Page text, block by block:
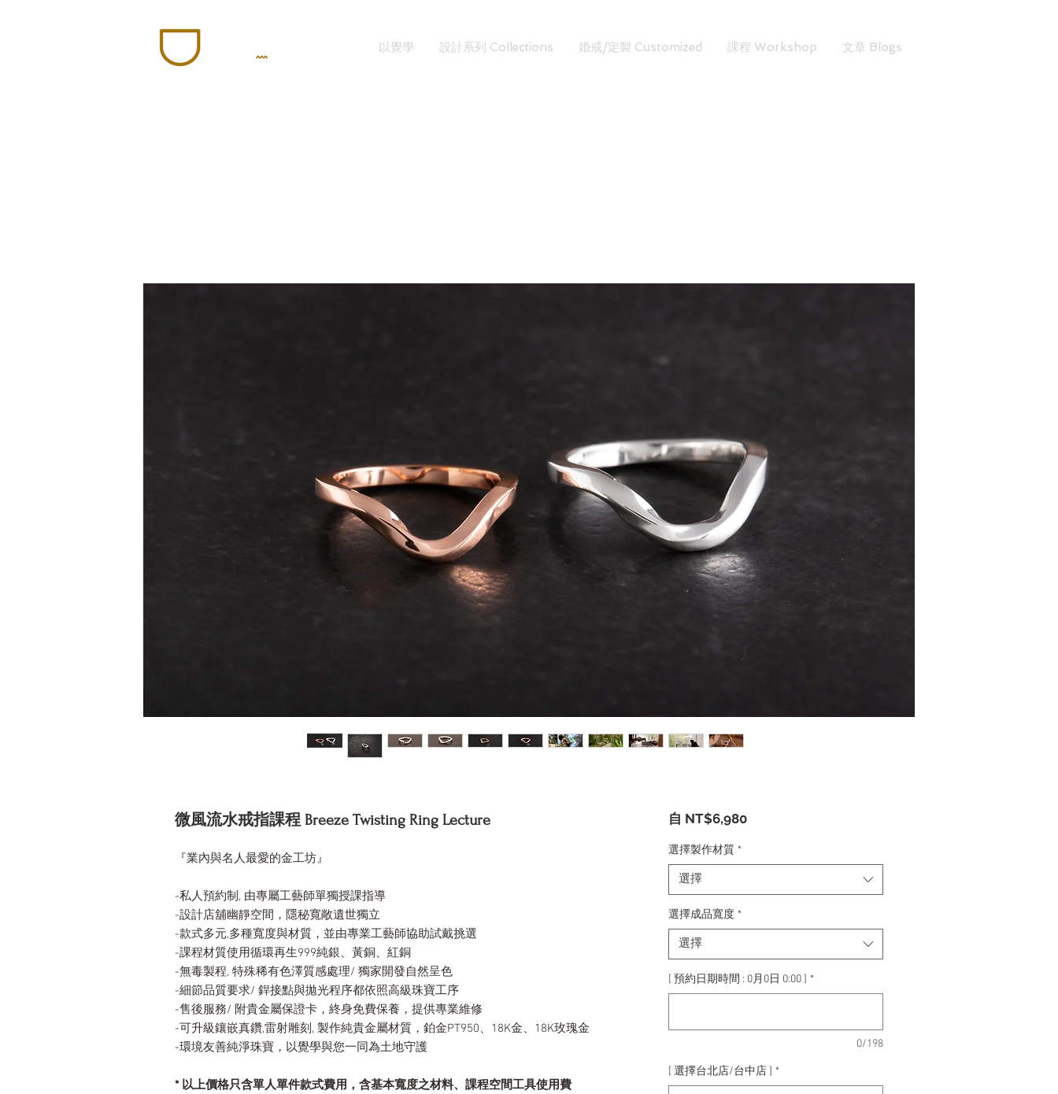
以覺學 設計系列 Collections 婚戒/定製 Customized 課程 Workshop 文章 Blogs
微風流水戒指課程 Breeze Twisting Ring Lecture
『業內與名人最愛的金工坊』
-私人預約制, 由專屬工藝師單獨授課指導
-設計店舖幽靜空間，隱秘寬敞遺世獨立
-款式多元,多種寬度與材質，並由專業工藝師協助試戴挑選
-課程材質使用循環再生999純銀、黃銅、紅銅
-無毒製程, 特殊稀有色澤質感處理/ 獨家開發自然呈色
-細節品質要求/ 銲接點與拋光程序都依照高級珠寶工序
-售後服務/ 附貴金屬保證卡，終身免費保養，提供專業維修
-可升級鑲嵌真鑽,雷射雕刻, 製作純貴金屬材質，鉑金PT950、18K金、18K玫瑰金
-環境友善純淨珠寶，以覺學與您一同為土地守護
* 以上價格只含單人單件款式費用，含基本寬度之材料、課程空間工具使用費
自 NT$6,980促
格
選擇製作材質 *
選擇
選擇成品寬度 *
選擇
[ 預約日期時間 : 0月0日 0:00 ] *
0/198
[ 選擇台北店/台中店 ] *